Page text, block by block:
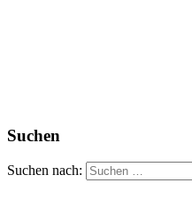
Suchen
Suchen nach: